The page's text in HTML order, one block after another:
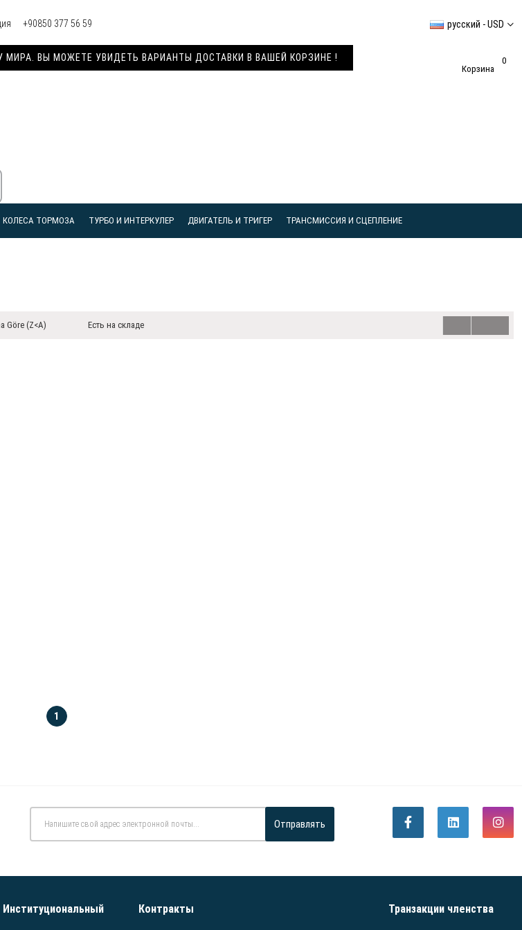
+90850 377 56 59
ВЫ МОЖЕТЕ УВИДЕТЬ ВАРИАНТЫ ДОСТАВКИ В ВАШЕЙ КОРЗИНЕ !
русский - USD
Корзина
0
КОЛЕСА ТОРМОЗА ТУРБО И ИНТЕРКУЛЕР ДВИГАТЕЛЬ И ТРИГЕР ТРАНСМИССИЯ И СЦЕПЛЕНИЕ
Göre (Z<A) Есть на складе
1
Отправлять
Институциональный Контракты Транзакции членства